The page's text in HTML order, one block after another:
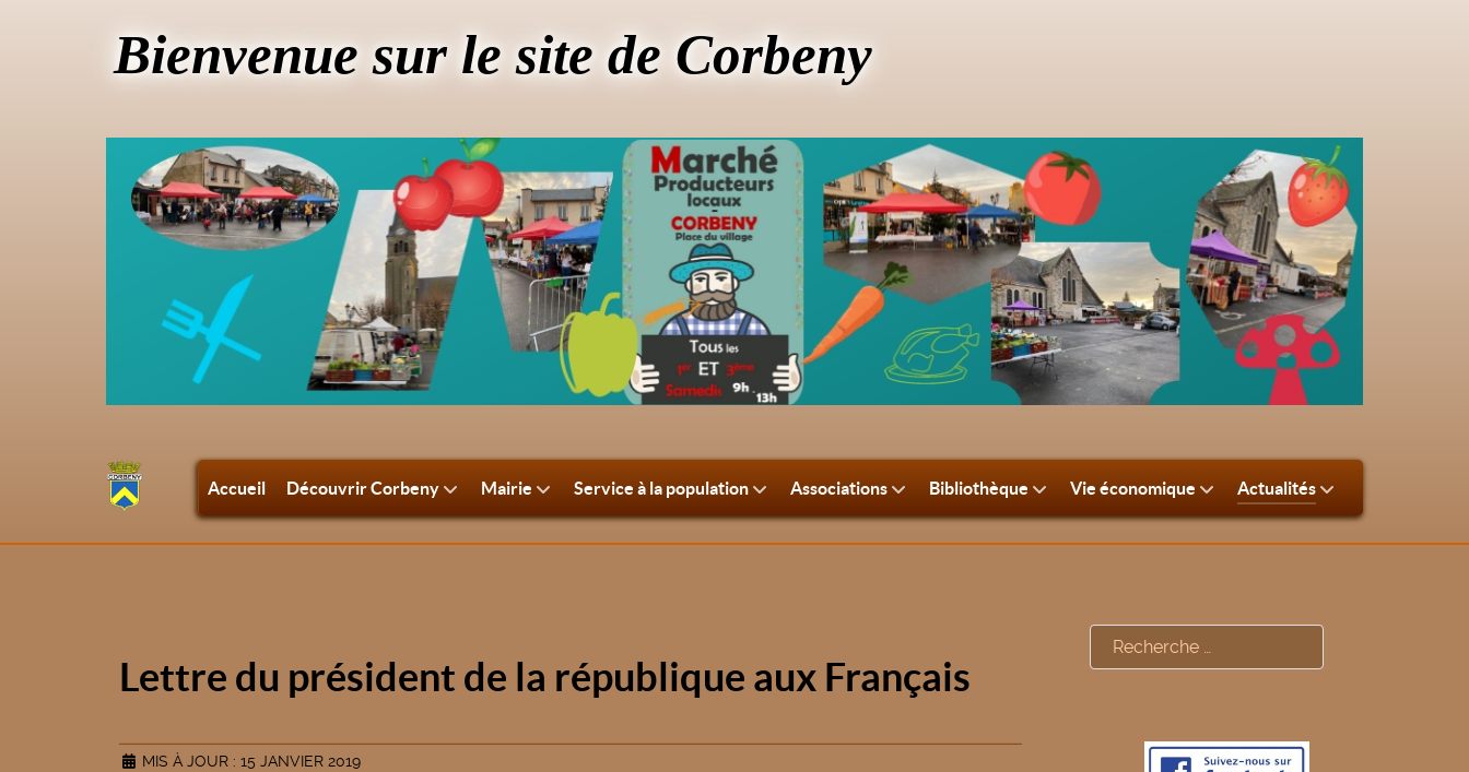
Bienvenue sur le site de Corbeny
Accueil Découvrir Corbeny Mairie Service à la population Associations Bibliothèque Vie économique Actualités
Lettre du président de la république aux Français
MIS À JOUR : 15 JANVIER 2019
Rechercher